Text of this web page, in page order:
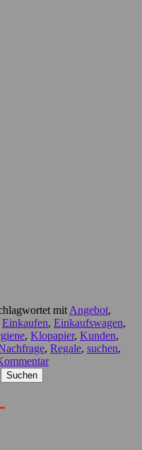
mit Angebot,
Einkaufen, Einkaufswagen,
, Klopapier, Kunden,
, Regale, suchen,